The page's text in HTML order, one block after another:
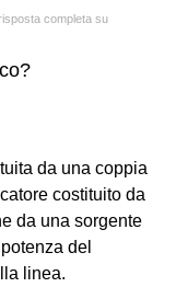
completa su
da una coppia
costituito da
da una sorgente
del
linea.